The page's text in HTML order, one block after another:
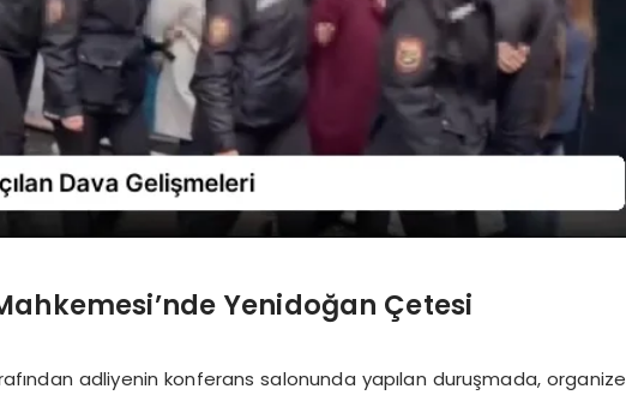
Yenidoğan Çetesi
adliyenin konferans salonunda yapılan duruşmada, organize